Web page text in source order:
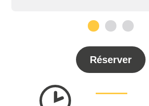
Réserver